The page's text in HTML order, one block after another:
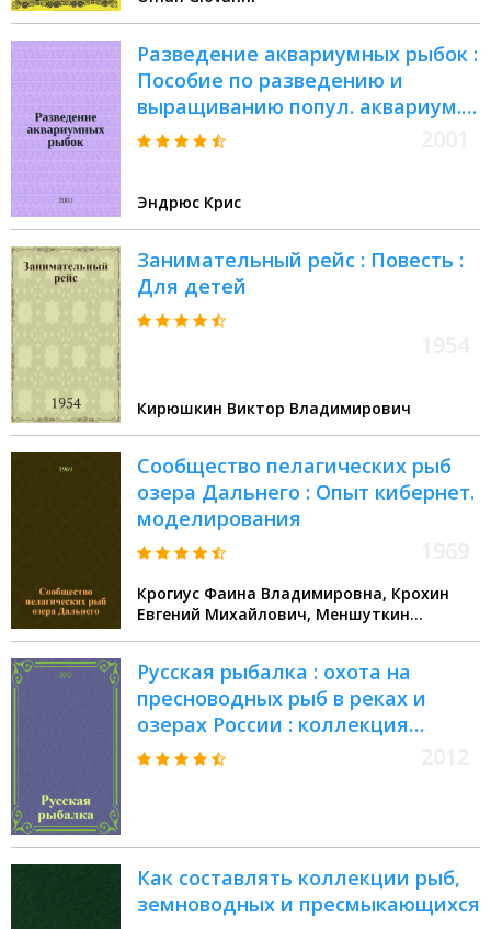
arabes de la Mer Rouge, de l'Océan
Indien et du Golfe Arabique =
Названия рыб в арабских
странах. Красное море,
Индийский океан, Аравийский
залив..
Разведение аквариумных рыбок :
Пособие по разведению и
выращиванию попул. аквариум.
рыбок : Пер. с англ.
Эндрюс Крис
Занимательный рейс : Повесть :
Для детей
Кирюшкин Виктор Владимирович
Сообщество пелагических рыб
озера Дальнего : Опыт кибернет.
моделирования
Крогиус Фаина Владимировна, Крохин
Евгений Михайлович, Меншуткин
Русская рыбалка : охота на
пресноводных рыб в реках и
озерах России : коллекция
изображений рыб от древности
Как составлять коллекции рыб,
земноводных и пресмыкающихся